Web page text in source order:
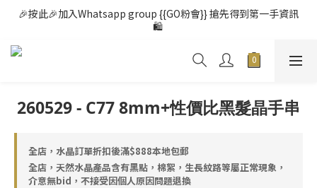
🎉按此🎉加入Whatsapp group {{GO粉會}} 搶先得到第一手資訊
🛍️
260529 - C77 8mm+性價比黑髮晶手串
全店，水晶訂單折扣後滿$888本地包郵
全店，天然水晶產品含有黑點，棉絮，生長紋路等屬正常現象，
介意無bid，不接受因個人原因問題退換